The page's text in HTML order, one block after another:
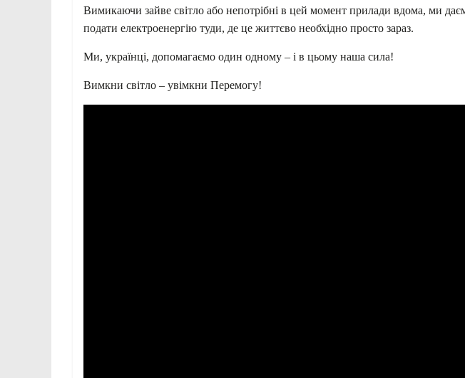
Вимикаючи зайве світло або непотрібні в цей момент прилади вдома, ми
подати електроенергію туди, де це життєво необхідно просто зараз.
Ми, українці, допомагаємо один одному – і в цьому наша сила!
Вимкни світло – увімкни Перемогу!